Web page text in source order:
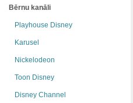
Bērnu kanāli
Playhouse Disney
Karusel
Nickelodeon
Toon Disney
Disney Channel